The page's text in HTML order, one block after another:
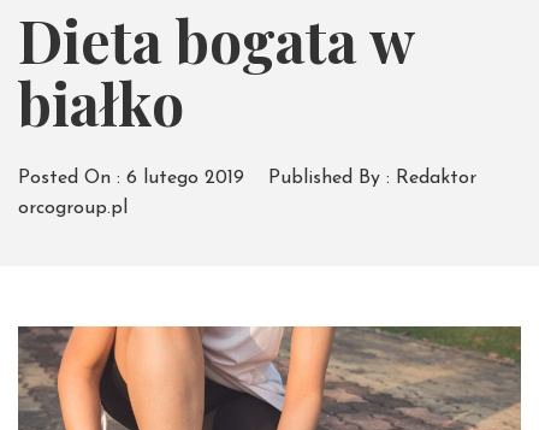
Dieta bogata w
białko
Posted On : 6 lutego 2019 Published By : Redaktor
orcogroup.pl